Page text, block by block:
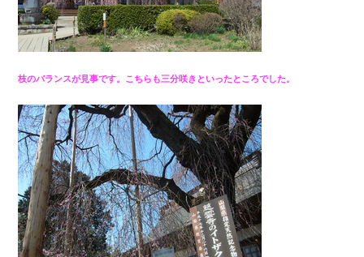
枝のバランスが見事です。こちらも三分咲きといったところでした。